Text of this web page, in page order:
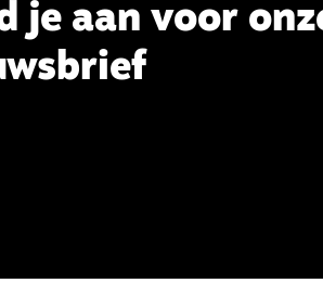
je aan voor